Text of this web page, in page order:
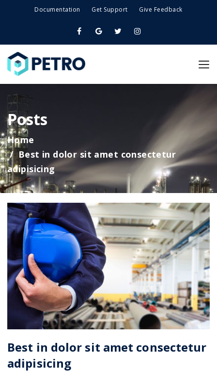
Documentation Get Support Give Feedback
Posts
Home
Best in dolor sit amet consectetur
adipisicing
Best in dolor sit amet consectetur
adipisicing